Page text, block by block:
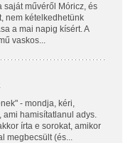
saját művéről Móricz, és
nem kételkedhetünk
a mai napig kísért. A
vaskos...
- mondja, kéri,
hamisítatlanul adys.
írta e sorokat, amikor
megbecsült (és...